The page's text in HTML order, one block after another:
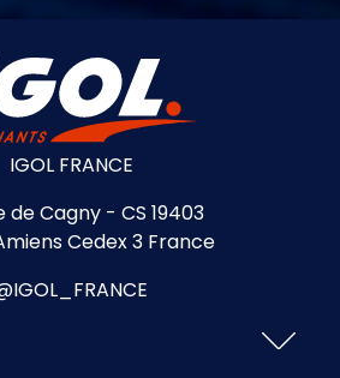
IGOL FRANCE
de Cagny - CS 19403
Cedex 3 France